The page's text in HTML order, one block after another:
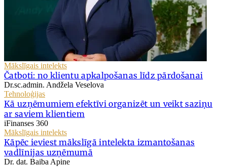
Mākslīgais intelekts
Čatboti: no klientu apkalpošanas līdz pārdošanai
Dr.sc.admin. Andžela Veselova
Tehnoloģijas
Kā uzņēmumiem efektīvi organizēt un veikt saziņu
ar saviem klientiem
iFinanses 360
Mākslīgais intelekts
Kāpēc ieviest mākslīgā intelekta izmantošanas
vadlīnijas uzņēmumā
Dr. dat. Baiba Apine